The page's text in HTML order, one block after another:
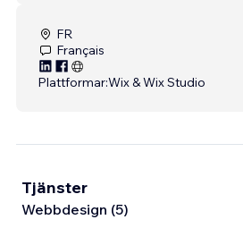
FR
Français
Plattformar:Wix & Wix Studio
Tjänster
Webbdesign (5)